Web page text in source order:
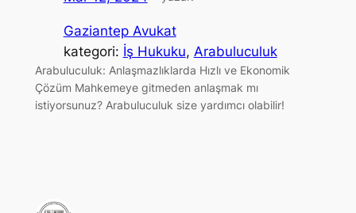
Gaziantep Avukat
kategori: İş Hukuku, Arabuluculuk
Arabuluculuk: Anlaşmazlıklarda Hızlı ve Ekonomik
Çözüm Mahkemeye gitmeden anlaşmak mı
istiyorsunuz? Arabuluculuk size yardımcı olabilir!